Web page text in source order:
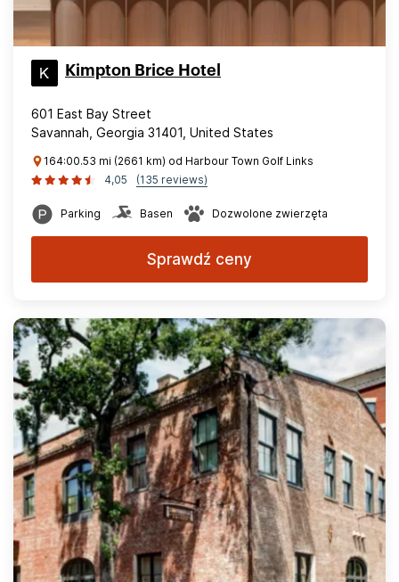
Kimpton Brice Hotel
601 East Bay Street
Savannah, Georgia 31401, United States
164:00.53 mi (2661 km) od Harbour Town Golf Links
4,05
(135 reviews)
Parking Basen Dozwolone zwierzęta
Sprawdź ceny